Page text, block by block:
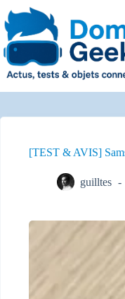
au
contenu
[TEST & AVIS]
guilltes